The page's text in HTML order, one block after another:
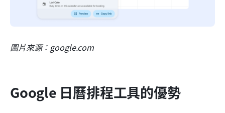
圖片來源：google.com
Google 日曆排程工具的優勢